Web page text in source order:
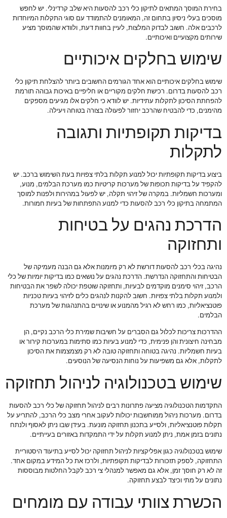
בחירת המוסך המתאים לתיקון כלי רכב להסעות היא שלב קרדינלי. יש לחפש
מוסכים בעלי ניסיון בתחום זה, המאומנים להתמודד עם סוגי התקלות המיוחדות
לרכבים אלה. חשוב לבדוק המלצות, לעיין בחוות דעת, ולוודא שהמוסך מציע
שירותים מקצועיים ואיכותיים.
שימוש בחלקים איכותיים
שימוש בחלקים איכותיים הוא אחד הגורמים החשובים ביותר להצלחת תיקון כלי
רכב להסעות בדרום. רכישת חלקים מקוריים או חליפיים באיכות גבוהה תורמת
להפחתת הסיכון לתקלות עתידיות. יש לוודא כי חלקים אלו מגיעים מספקים
מהימנים, כדי להבטיח שהרכב יחזור לפעולה בצורה בטוחה ויעילה.
בדיקות תקופתיות ותגובה
לתקלות
ביצוע בדיקות תקופתיות יכול למנוע תקלות בלתי צפויות בעת השימוש ברכב. יש
להקפיד על בדיקות תכופות של מערכות קריטיות כמו מערכת הבלמים, מנוע,
ומערכות חשמליות. במקרה של זיהוי תקלה, יש לפעול במהירות ולפנות למוסך
המתמחה בתיקון כלי רכב להסעות כדי למנוע התפתחות של בעיות חמורות.
הדרכת נהגים על בטיחות
ותחזוקה
נהיגה בכלי רכב להסעות דורשת לא רק מיומנות אלא גם הבנה מעמיקה של
הבטיחות והתחזוקה הנדרשת. הדרכת נהגים על נושאים כמו בדיקות יומיות של כלי
הרכב, זיהוי סימנים מוקדמים לבעיות, ותחזוקה שוטפת יכולה לשפר את הבטיחות
ולמנוע תקלות בלתי צפויות. חשוב להקנות לנהגים כלים לזיהוי בעיות טכניות
פוטנציאליות, כמו רחש לא רגיל מהמנוע או שינויים בהתנהגות של מערכת
הבלמים.
ההדרכות צריכות לכלול גם הסברים על חשיבות שמירת כלי הרכב נקיים, הן
מבחינה חיצונית והן פנימית, כדי למנוע בעיות כמו סתימות במערכות קירור או
בעיות חשמליות. נהיגה בטוחה ותחזוקה טובה לא רק מצמצמות את הסיכון
לתקלות, אלא גם משפיעות על נוחות הנסיעה של הנוסעים.
שימוש בטכנולוגיה לניהול תחזוקה
התקדמות הטכנולוגיה מציעה פתרונות רבים לניהול תחזוקה של כלי רכב להסעות
בדרום. מערכות ניהול ממוחשבות יכולות לעקוב אחרי מצב כלי הרכב, להתריע על
תקלות פוטנציאליות, ולסייע בתכנון תחזוקה מונעת. בעידן שבו ניתן לאסוף ולנתח
נתונים בזמן אמת, ניתן למנוע תקלות על ידי התמקדות באזורים בעייתיים.
שימוש בטכנולוגיה כגון אפליקציות לניהול תחזוקה יכול לסייע בתיעוד היסטוריית
התחזוקה, לספק תזכורות לבדיקות תקופתיות, ולרכז את כל המידע במקום אחד.
זה לא רק חוסך זמן, אלא גם מאפשר למנהלי צי רכב לקבל החלטות מבוססות
נתונים על מתי וכיצד לבצע תחזוקה.
הכשרת צוותי עבודה עם מומחים